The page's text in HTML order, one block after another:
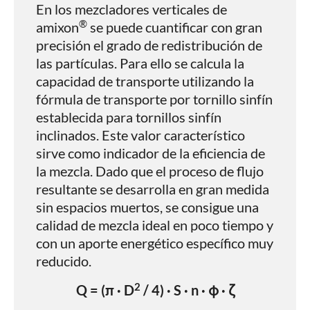
En los mezcladores verticales de
amixon® se puede cuantificar con gran
precisión el grado de redistribución de
las partículas. Para ello se calcula la
capacidad de transporte utilizando la
fórmula de transporte por tornillo sinfín
establecida para tornillos sinfín
inclinados. Este valor característico
sirve como indicador de la eficiencia de
la mezcla. Dado que el proceso de flujo
resultante se desarrolla en gran medida
sin espacios muertos, se consigue una
calidad de mezcla ideal en poco tiempo y
con un aporte energético específico muy
reducido.
Q = (π · D2 / 4) · S · n · φ · ζ